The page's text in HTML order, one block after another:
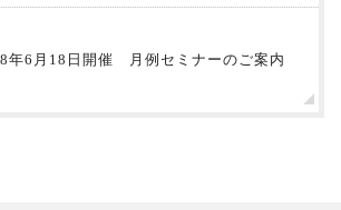
8年6月18日開催 月例セミナーのご案内